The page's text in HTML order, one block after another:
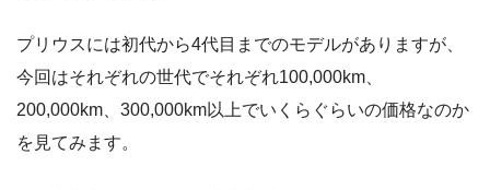
プリウスには初代から4代目までのモデルがありますが、
今回はそれぞれの世代でそれぞれ100,000km、
200,000km、300,000km以上でいくらぐらいの価格なのか
を見てみます。